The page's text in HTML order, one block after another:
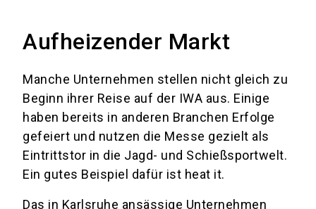
Aufheizender Markt
Manche Unternehmen stellen nicht gleich zu
Beginn ihrer Reise auf der IWA aus. Einige
haben bereits in anderen Branchen Erfolge
gefeiert und nutzen die Messe gezielt als
Eintrittstor in die Jagd- und Schießsportwelt.
Ein gutes Beispiel dafür ist heat it.
Das in Karlsruhe ansässige Unternehmen